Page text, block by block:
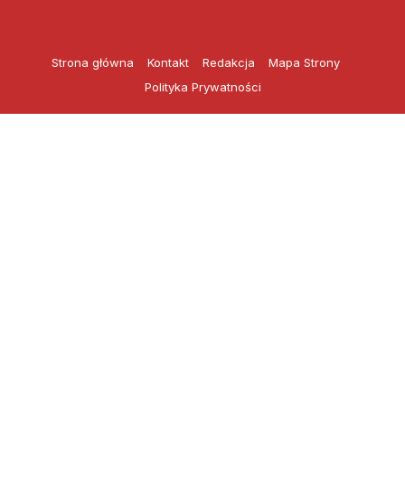
Strona główna Kontakt Redakcja
Mapa Strony
Polityka Prywatności